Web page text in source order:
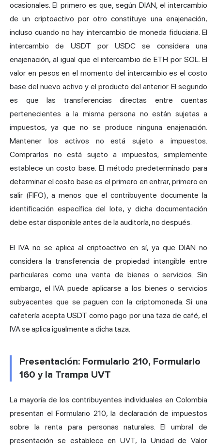
ocasionales. El primero es que, según DIAN, el intercambio
de un criptoactivo por otro constituye una enajenación,
incluso cuando no hay intercambio de moneda fiduciaria. El
intercambio de USDT por USDC se considera una
enajenación, al igual que el intercambio de ETH por SOL. El
valor en pesos en el momento del intercambio es el costo
base del nuevo activo y el producto del anterior. El segundo
es que las transferencias directas entre cuentas
pertenecientes a la misma persona no están sujetas a
impuestos, ya que no se produce ninguna enajenación.
Mantener los activos no está sujeto a impuestos.
Comprarlos no está sujeto a impuestos; simplemente
establece un costo base. El método predeterminado para
determinar el costo base es el primero en entrar, primero en
salir (FIFO), a menos que el contribuyente documente la
identificación específica del lote, y dicha documentación
debe estar disponible antes de la auditoría, no después.
El IVA no se aplica al criptoactivo en sí, ya que DIAN no
considera la transferencia de propiedad intangible entre
particulares como una venta de bienes o servicios. Sin
embargo, el IVA puede aplicarse a los bienes o servicios
subyacentes que se paguen con la criptomoneda. Si una
cafetería acepta USDT como pago por una taza de café, el
IVA se aplica igualmente a dicha taza.
Presentación: Formulario 210, Formulario
160 y la Trampa UVT
La mayoría de los contribuyentes individuales en Colombia
presentan el Formulario 210, la declaración de impuestos
sobre la renta para personas naturales. El umbral de
presentación se establece en UVT, la Unidad de Valor